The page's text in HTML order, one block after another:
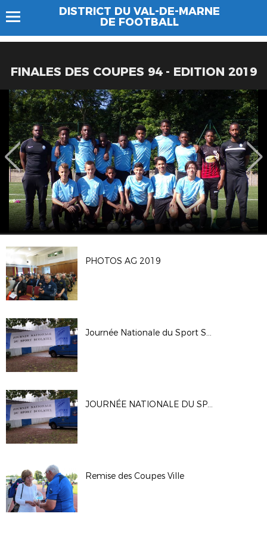
DISTRICT DU VAL-DE-MARNE
DE FOOTBALL
FINALES DES COUPES 94 - EDITION 2019
PHOTOS AG 2019
Journée Nationale du Sport Scolaire
JOURNÉE NATIONALE DU SPORT SCOLAIRE
Remise des Coupes Ville